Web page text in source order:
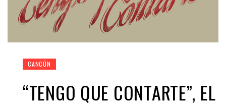
CANCÚN
“TENGO QUE CONTARTE”, EL